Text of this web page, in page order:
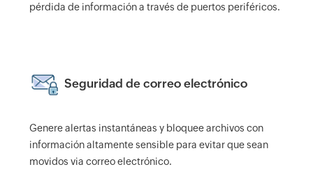
pérdida de información a través de puertos periféricos.
Seguridad de correo electrónico
Genere alertas instantáneas y bloquee archivos con
información altamente sensible para evitar que sean
movidos via correo electrónico.